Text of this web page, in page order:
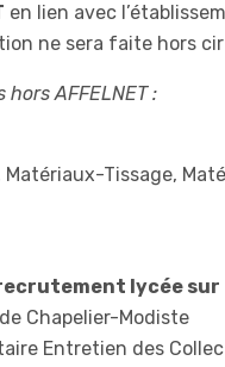
en lien avec
ne sera faite hors
AFFELNET :
Matériaux-Tissage,
lycée sur
Chapelier-Modiste
Entretien des